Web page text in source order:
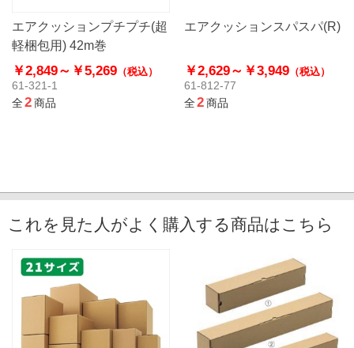
エアクッションプチプチ(超
軽梱包用) 42m巻
￥2,849～ ￥5,269 （税込）
61-321-1
全2商品
エアクッションスパスパ(R)
￥2,629～ ￥3,949 （税込）
61-812-77
全2商品
これを見た人がよく購入する商品はこちら